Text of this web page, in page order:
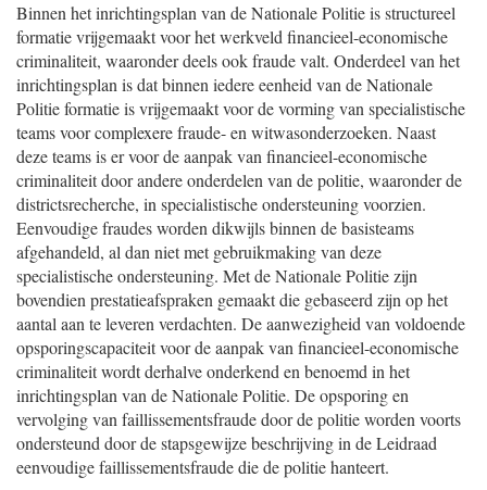
Binnen het inrichtingsplan van de Nationale Politie is structureel
formatie vrijgemaakt voor het werkveld financieel-economische
criminaliteit, waaronder deels ook fraude valt. Onderdeel van het
inrichtingsplan is dat binnen iedere eenheid van de Nationale
Politie formatie is vrijgemaakt voor de vorming van specialistische
teams voor complexere fraude- en witwasonderzoeken. Naast
deze teams is er voor de aanpak van financieel-economische
criminaliteit door andere onderdelen van de politie, waaronder de
districtsrecherche, in specialistische ondersteuning voorzien.
Eenvoudige fraudes worden dikwijls binnen de basisteams
afgehandeld, al dan niet met gebruikmaking van deze
specialistische ondersteuning. Met de Nationale Politie zijn
bovendien prestatieafspraken gemaakt die gebaseerd zijn op het
aantal aan te leveren verdachten. De aanwezigheid van voldoende
opsporingscapaciteit voor de aanpak van financieel-economische
criminaliteit wordt derhalve onderkend en benoemd in het
inrichtingsplan van de Nationale Politie. De opsporing en
vervolging van faillissementsfraude door de politie worden voorts
ondersteund door de stapsgewijze beschrijving in de Leidraad
eenvoudige faillissementsfraude die de politie hanteert.